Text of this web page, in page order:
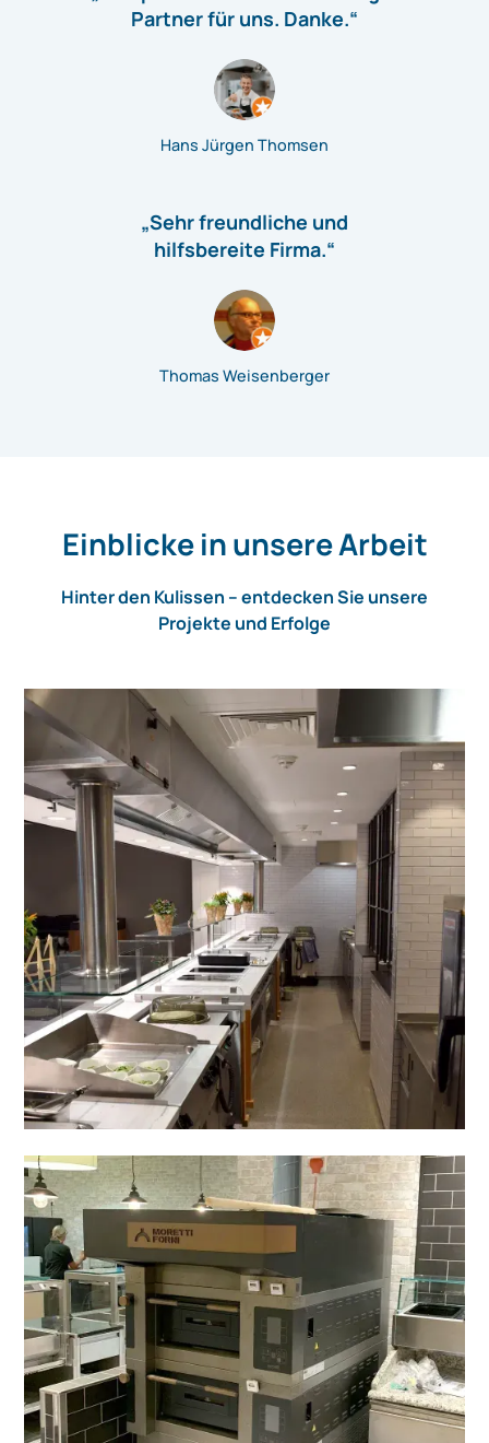
Partner für uns. Danke.“
Hans Jürgen Thomsen
„Sehr freundliche und
hilfsbereite Firma.“
Thomas Weisenberger
Einblicke in unsere Arbeit
Hinter den Kulissen – entdecken Sie unsere
Projekte und Erfolge